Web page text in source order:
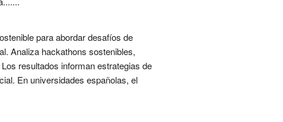
para abordar desafíos de
Analiza hackathons sostenibles,
resultados informan estrategias de
En universidades españolas, el